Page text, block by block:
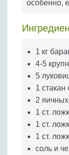
Бобовые
Крупы
особенно,
1 кг
4-5
5
1 стакан
2
1 ст.
1 ст.
1 ст.
соль и